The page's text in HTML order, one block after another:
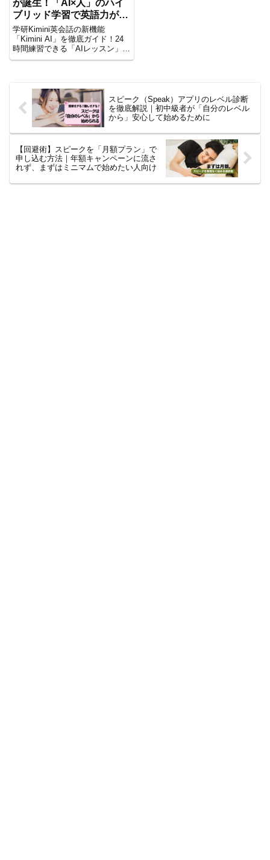
が誕生！「AI×人」のハイ
ブリッド学習で英語力が爆
伸びする理由
学研Kimini英会話の新機能
「Kimini AI」を徹底ガイド！24
時間練習できる「AIレッスン」や
添削に便利な「AIチャット」、自
爆伸びする活用術を紹介。講師
×AIの最新ハイブリッド学習法
で、挫折しない英会話を始めまし
ょう。
スピーク（Speak）アプリのレベル診断
を徹底解説｜初中級者が「自分のレベル
から」安心して始めるために
【回避術】スピークを「月額プラン」で
申し込む方法｜年額キャンペーンに流さ
れず、まずはミニマムで始めたい人向け